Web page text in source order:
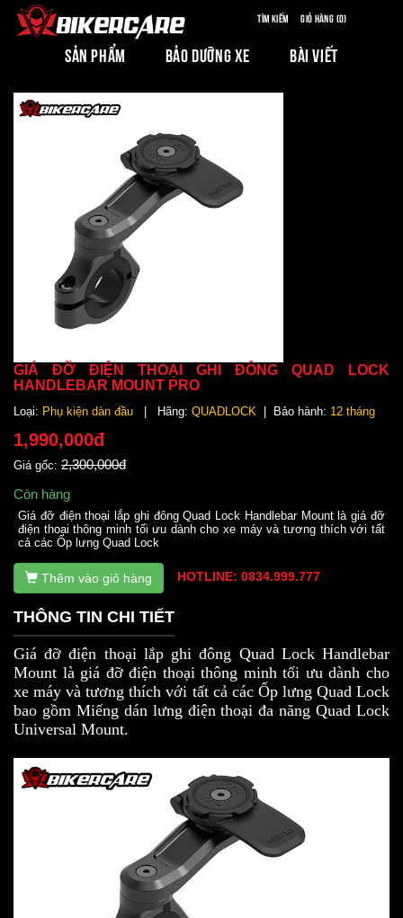
Tìm kiếm Giỏ hàng (0)
SẢN PHẨM BẢO DƯỠNG XE BÀI VIẾT
GIÁ ĐỠ ĐIỆN THOẠI GHI ĐÔNG QUAD LOCK
HANDLEBAR MOUNT PRO
Loại: Phụ kiện dàn đầu | Hãng: QUADLOCK | Bảo hành: 12 tháng
1,990,000đ
Giá gốc: 2,300,000đ
Còn hàng
Giá đỡ điện thoại lắp ghi đông Quad Lock Handlebar Mount là giá đỡ
điện thoại thông minh tối ưu dành cho xe máy và tương thích với tất
cả các Ốp lưng Quad Lock
Thêm vào giỏ hàng HOTLINE: 0834.999.777
THÔNG TIN CHI TIẾT
Giá đỡ điện thoại lắp ghi đông Quad Lock Handlebar
Mount là giá đỡ điện thoại thông minh tối ưu dành cho
xe máy và tương thích với tất cả các Ốp lưng Quad Lock
bao gồm Miếng dán lưng điện thoại đa năng Quad Lock
Universal Mount.